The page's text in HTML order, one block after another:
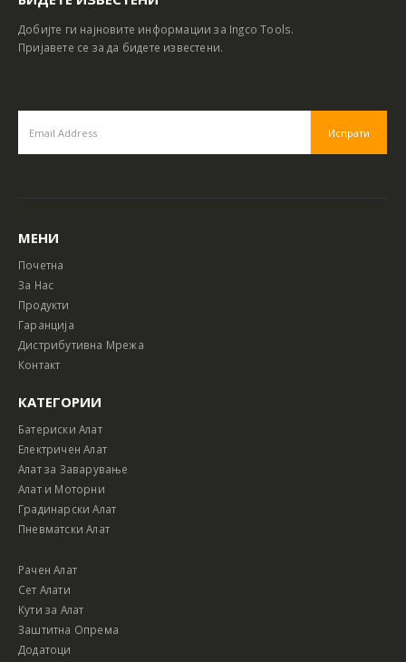
Добијте ги најновите информации за Ingco Tools.
Пријавете се за да бидете известени.
МЕНИ
Почетна
За Нас
Продукти
Гаранција
Дистрибутивна Мрежа
Контакт
КАТЕГОРИИ
Батериски Алат
Електричен Алат
Алат за Заварување
Алат и Моторни
Градинарски Алат
Пневматски Алат
Рачен Алат
Сет Алати
Кути за Алат
Заштитна Опрема
Додатоци